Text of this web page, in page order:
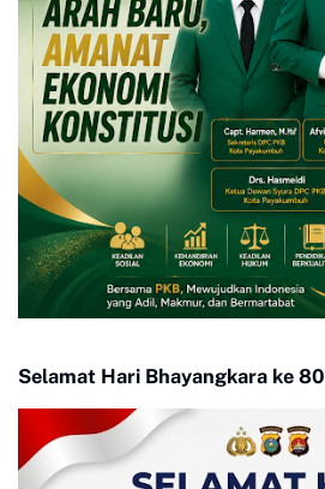
Selamat Hari Bhayangkara ke 80